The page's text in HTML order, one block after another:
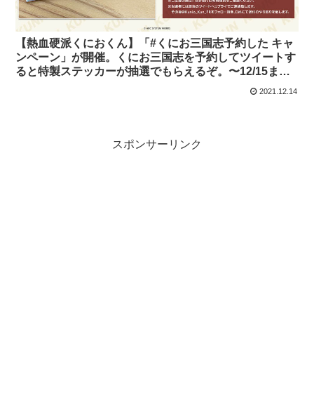
【熱血硬派くにおくん】「#くにお三国志予約した キャ
ンペーン」が開催。くにお三国志を予約してツイートす
ると特製ステッカーが抽選でもらえるぞ。〜12/15ま
2021.12.14
スポンサーリンク